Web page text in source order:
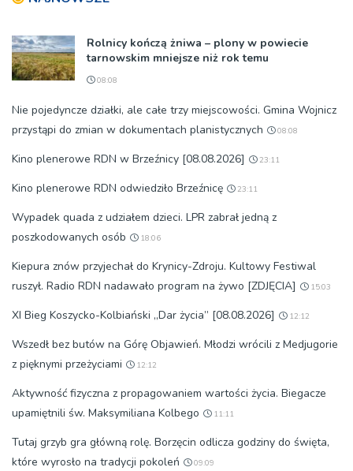
Rolnicy kończą żniwa – plony w powiecie
tarnowskim mniejsze niż rok temu
08:08
Nie pojedyncze działki, ale całe trzy miejscowości. Gmina Wojnicz
przystąpi do zmian w dokumentach planistycznych
08:08
Kino plenerowe RDN w Brzeźnicy [08.08.2026] 23:11
Kino plenerowe RDN odwiedziło Brzeźnicę 23:11
Wypadek quada z udziałem dzieci. LPR zabrał jedną z
poszkodowanych osób
18:06
Kiepura znów przyjechał do Krynicy-Zdroju. Kultowy Festiwal
ruszył. Radio RDN nadawało program na żywo [ZDJĘCIA]
15:03
XI Bieg Koszycko-Kolbiański „Dar życia” [08.08.2026] 12:12
Wszedł bez butów na Górę Objawień. Młodzi wrócili z Medjugorie
z pięknymi przeżyciami
12:12
Aktywność fizyczna z propagowaniem wartości życia. Biegacze
upamiętnili św. Maksymiliana Kolbego
11:11
Tutaj grzyb gra główną rolę. Borzęcin odlicza godziny do święta,
które wyrosło na tradycji pokoleń
09:09